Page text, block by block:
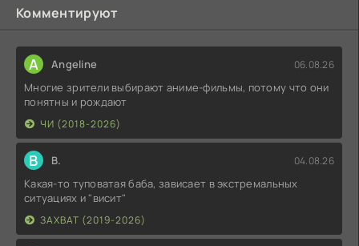
Комментируют
A Angeline 06.08.26
Многие зрители выбирают аниме-фильмы, потому что они
понятны и рождают
ЧИ (2018-2026)
В В. 04.08.26
Какая-то туповатая баба, зависает в экстремальных
ситуациях и "висит"
ЗАХВАТ (2019-2026)